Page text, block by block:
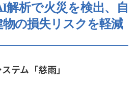
析で火災を検出、
自
の損失リスクを軽減
テム「慈雨」